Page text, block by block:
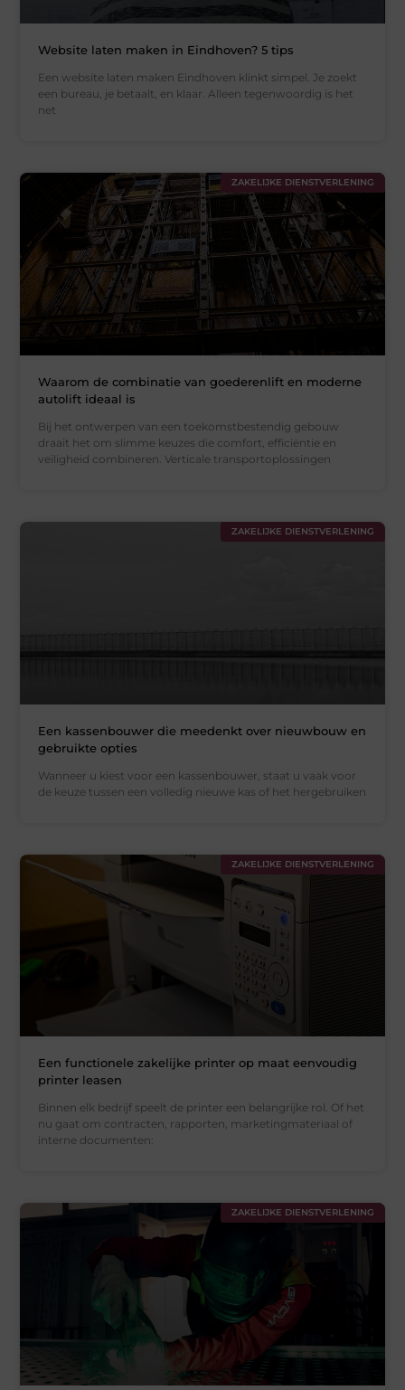
Website laten maken in Eindhoven? 5 tips
Een website laten maken Eindhoven klinkt simpel. Je zoekt
een bureau, je betaalt, en klaar. Alleen tegenwoordig is het
net
ZAKELIJKE DIENSTVERLENING
Waarom de combinatie van goederenlift en moderne
autolift ideaal is
Bij het ontwerpen van een toekomstbestendig gebouw
draait het om slimme keuzes die comfort, efficiëntie en
veiligheid combineren. Verticale transportoplossingen
ZAKELIJKE DIENSTVERLENING
Een kassenbouwer die meedenkt over nieuwbouw en
gebruikte opties
Wanneer u kiest voor een kassenbouwer, staat u vaak voor
de keuze tussen een volledig nieuwe kas of het hergebruiken
ZAKELIJKE DIENSTVERLENING
Een functionele zakelijke printer op maat eenvoudig
printer leasen
Binnen elk bedrijf speelt de printer een belangrijke rol. Of het
nu gaat om contracten, rapporten, marketingmateriaal of
interne documenten:
ZAKELIJKE DIENSTVERLENING